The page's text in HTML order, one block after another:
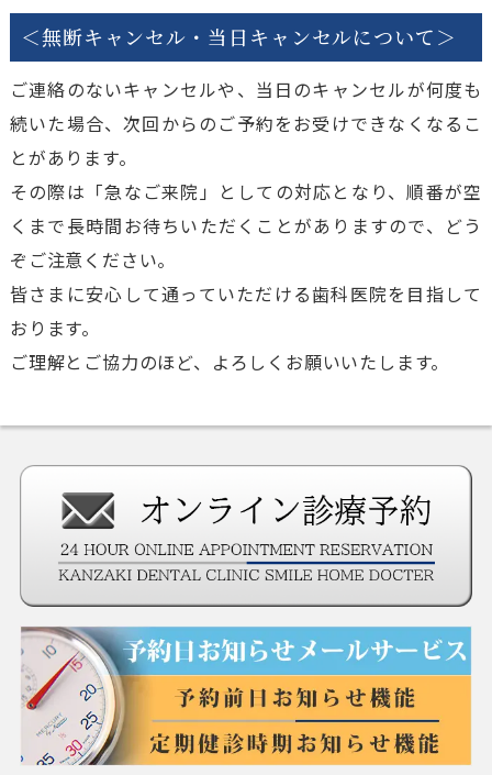
＜無断キャンセル・当日キャンセルについて＞
ご連絡のないキャンセルや、当日のキャンセルが何度も
続いた場合、次回からのご予約をお受けできなくなるこ
とがあります。
その際は「急なご来院」としての対応となり、順番が空
くまで長時間お待ちいただくことがありますので、どう
ぞご注意ください。
皆さまに安心して通っていただける歯科医院を目指して
おります。
ご理解とご協力のほど、よろしくお願いいたします。